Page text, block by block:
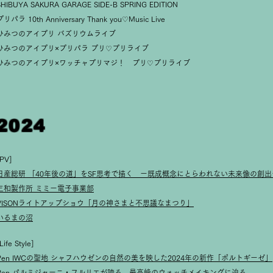
SAKURA GARAGE SIDE-B SPRING EDITION
リパラ 10th Anniversary Thank you♡Music Live
みつのアイプリ バズリウムライブ
みつのアイプリ×プリパラ プリ♡プリライブ
みつのアイプリ×ワッチャプリマジ！ プリ♡プリライブ
産総研 「40年後の道」をSF思考で描く ー既成概念にとらわれない未来像の創出
和製作所 ミミー電子事業部
ライトアップショウ「月の神さまと不思議なまつり」
るまの沼
Style]
IWCの聖地 シャフハウゼンの自然の美を映した2024年の新作「ポルトギーゼ」